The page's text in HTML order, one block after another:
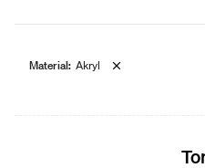
Material: Akryl